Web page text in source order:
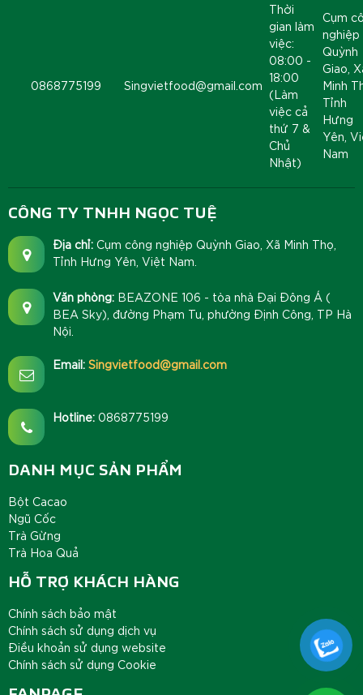
0868775199 Singvietfood@gmail.com
Thời
gian làm
việc:
08:00 -
18:00
(Làm
việc cả
thứ 7 &
Chủ
Nhật)
Cụm
nghiệp
Quỳnh
Giao,
Minh
Tỉnh
Hưng
Yên,
Nam
CÔNG TY TNHH NGỌC TUỆ
Địa chỉ: Cụm công nghiệp Quỳnh Giao, Xã Minh Thọ,
Tỉnh Hưng Yên, Việt Nam.
Văn phòng: BEAZONE 106 - tòa nhà Đại Đông Á (
BEA Sky), đường Phạm Tu, phường Định Công, TP Hà
Nội.
Email: Singvietfood@gmail.com
Hotline: 0868775199
DANH MỤC SẢN PHẨM
Bột Cacao
Ngũ Cốc
Trà Gừng
Trà Hoa Quả
HỖ TRỢ KHÁCH HÀNG
Chính sách bảo mật
Chính sách sử dụng dịch vụ
Điều khoản sử dụng website
Chính sách sử dụng Cookie